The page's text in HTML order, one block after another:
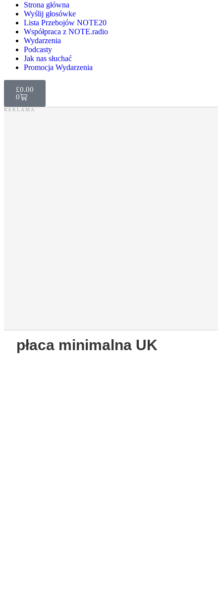
Strona główna
Wyślij głosówke
Lista Przebojów NOTE20
Współpraca z NOTE.radio
Wydarzenia
Podcasty
Jak nas słuchać
Promocja Wydarzenia
£0.00
0
płaca minimalna UK